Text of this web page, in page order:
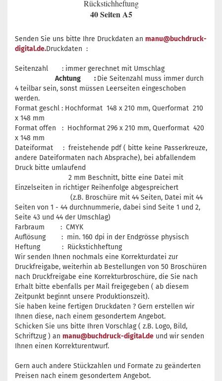
Rückstichheftung
40 Seiten A5
Senden Sie uns bitte Ihre Druckdaten an manu@buchdruck-
digital.de.Druckdaten :
Seitenzahl : immer gerechnet mit Umschlag
Achtung : Die Seitenzahl muss immer durch
4 teilbar sein, sonst müssen Leerseiten eingeschoben
werden.
Format geschl : Hochformat 148 x 210 mm, Querformat 210
x 148 mm
Format offen : Hochformat 296 x 210 mm, Querformat 420
x 148 mm
Dateiformat : freistehende pdf ( bitte keine Passerkreuze,
andere Dateiformaten nach Absprache), bei abfallendem
Druck bitte umlaufend
2 mm Beschnitt, bitte eine Datei mit
Einzelseiten in richtiger Reihenfolge abgespreichert
(z.B. Broschüre mit 44 Seiten, Datei mit 44
Seiten von 1 - 44 durchnummerie, dabei sind Seite 1 und 2,
Seite 43 und 44 der Umschlag)
Farbraum : CMYK
Auflösung : min. 160 dpi in der Endgrösse physisch
Heftung : Rückstichheftung
Wir senden Ihnen nochmals eine Korrekturdatei zur
Druckfreigabe, weiterhin ab Bestellungen von 50 Broschüren
nach Druckfreigabe eine Korrekturbroschüre, die Sie nach
Erhalt bitte ebenfalls per Mail freigegeben ( ab diesem
Zeitpunkt beginnt unsere Produktionszeit).
Sie haben keine fertigen Druckdaten ? Gern erstellen wir
Ihnen diese, nach einem gesondertem Angebot.
Schicken Sie uns bitte Ihren Vorschlag ( z.B. Logo, Bild,
Schriftzug ) an manu@buchdruck-digital.de und wir senden
Ihnen einen Korrekturentwurf.
Gern auch andere Stückzahlen und Formate zu geänderten
Preisen nach einem gesondertem Angebot.